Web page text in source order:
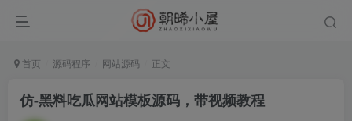
首页 源码程序 网站源码 正文
仿-黑料吃瓜网站模板源码，带视频教程